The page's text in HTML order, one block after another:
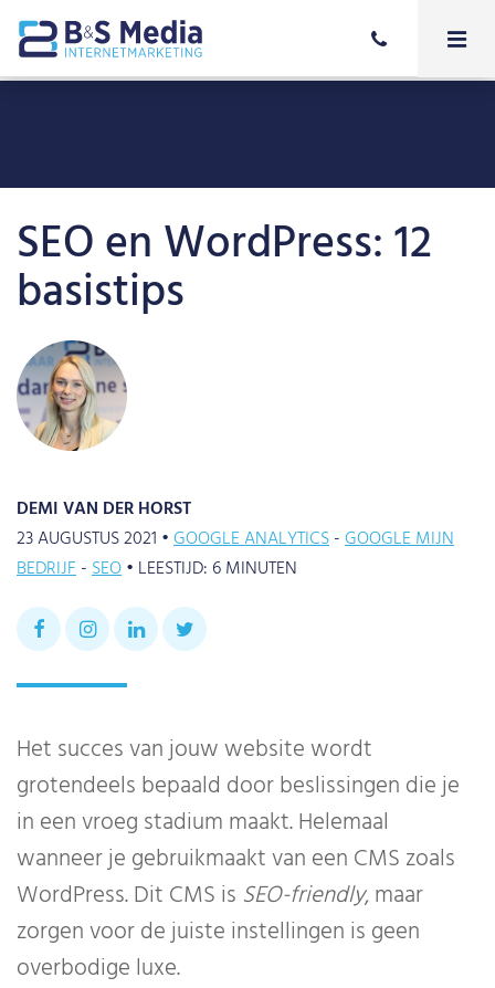
SEO en WordPress: 12
basistips
DEMI VAN DER HORST
23 AUGUSTUS 2021 •GOOGLE ANALYTICS GOOGLE MIJN
BEDRIJF SEO• LEESTIJD: 6MINUTEN
Het succes van jouw website wordt
grotendeels bepaald door beslissingen die je
in een vroeg stadium maakt. Helemaal
wanneer je gebruikmaakt van een CMS zoals
WordPress. Dit CMS is SEO-friendly, maar
zorgen voor de juiste instellingen is geen
overbodige luxe.